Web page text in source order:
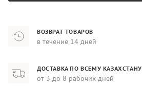
ВОЗВРАТ ТОВАРОВ
в течение 14 дней
ДОСТАВКА ПО ВСЕМУ КАЗАХСТАНУ
от 3 до 8 рабочих дней